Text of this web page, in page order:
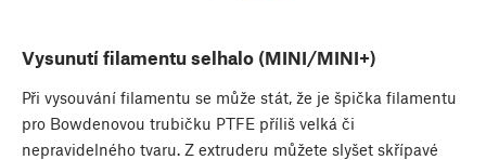
Vysunutí filamentu selhalo (MINI/MINI+)
Při vysouvání filamentu se může stát, že je špička filamentu
pro Bowdenovou trubičku PTFE příliš velká či
nepravidelného tvaru. Z extruderu můžete slyšet skřípavé